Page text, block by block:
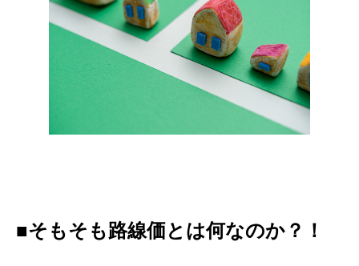
■そもそも路線価とは何なのか？！